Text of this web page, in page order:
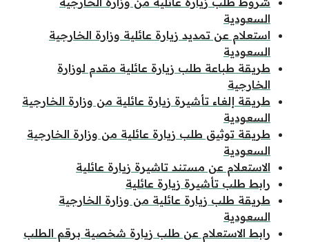
السعودية
استعلام عن تمديد زيارة عائلية وزارة الخارجية
السعودية
طريقة طباعة طلب زيارة عائلية مقدم لوزارة
الخارجية
طريقة إلغاء تأشيرة زيارة عائلية من وزارة الخارجية
السعودية
طريقة توثيق طلب زيارة عائلية من وزارة الخارجية
السعودية
الاستعلام عن مستند تاشيرة زيارة عائلية
رابط طلب تأشيرة زيارة عائلية
طريقة طلب زيارة عائلية من وزارة الخارجية
السعودية
رابط الاستعلام عن طلب زيارة شخصية برقم الطلب